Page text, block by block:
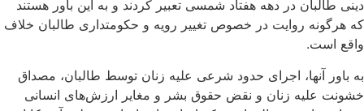
دینی طالبان در دهه هفتاد شمسی تعبیر کردند و به این باور هستند
که هرگونه روایت در خصوص تغییر رویه و حکومتداری طالبان خلاف
واقع است.
به باور آنها، اجرای حدود شرعی علیه زنان توسط طالبان، مصداق
خشونت علیه زنان و نقض حقوق بشر و مغایر ارزش‌های انسانی